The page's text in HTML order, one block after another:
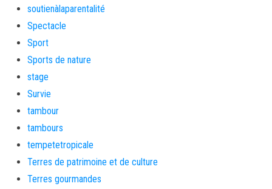
soutienàlaparentalité
Spectacle
Sport
Sports de nature
stage
Survie
tambour
tambours
tempetetropicale
Terres de patrimoine et de culture
Terres gourmandes